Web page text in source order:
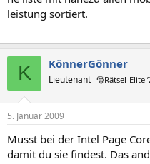
leistung sortiert.
K KönnerGönner
Lieutenant 🎅Rätsel-Elite
5. Januar 2009
Musst bei der Intel Page
damit du sie findest. Das